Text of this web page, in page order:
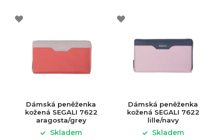
Dámská peněženka
kožená SEGALI 7622
aragosta/grey
Skladem
Dámská peněženka
kožená SEGALI 7622
lille/navy
Skladem